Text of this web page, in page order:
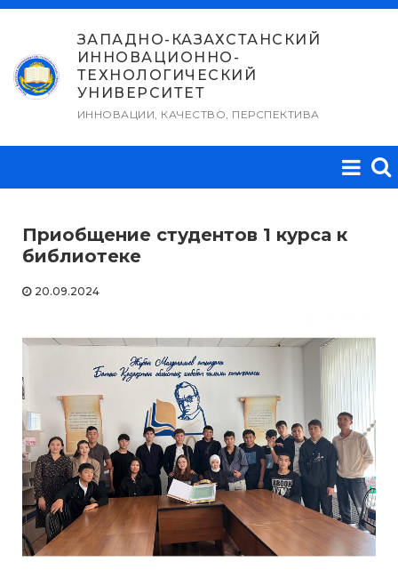
Перейти
содержимому
ЗАПАДНО-КАЗАХСТАНСКИЙ
ИННОВАЦИОННО-
ТЕХНОЛОГИЧЕСКИЙ
УНИВЕРСИТЕТ
ИННОВАЦИИ, КАЧЕСТВО, ПЕРСПЕКТИВА
Приобщение студентов 1 курса к
библиотеке
20.09.2024